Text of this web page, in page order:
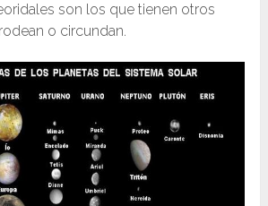
son los que tienen otros
o circundan.